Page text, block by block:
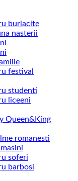
burlacite
nasterii
festival
studenti
liceeni
Queen&King
romanesti
soferi
barbosi